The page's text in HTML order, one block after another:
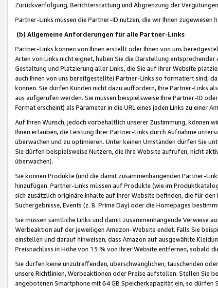
Zurückverfolgung, Berichterstattung und Abgrenzung der
Partner-Links müssen die Partner-ID nutzen, die wir Ihnen zugewiesen
(b) Allgemeine Anforderungen für alle Partner-Links
Partner-Links können von Ihnen erstellt oder Ihnen von uns
Arten von Links nicht eignet, haben Sie die Darstellung
Gestaltung und Platzierung aller Links, die Sie auf Ihrer Website
auch Ihnen von uns bereitgestellte) Partner-Links so formatiert sind,
können. Sie dürfen Kunden nicht dazu auffordern, Ihre Partner-Links
aus aufgerufen werden. Sie müssen beispielsweise Ihre Partner-ID
Format erscheint) als Parameter in die URL eines jeden Links zu einer
Auf Ihren Wunsch, jedoch vorbehaltlich unserer Zustimmung, können
Ihnen erlauben, die Leistung Ihrer Partner-Links durch Aufnahme
überwachen und zu optimieren. Unter keinen Umständen dürfen Sie
Sie dürfen beispielsweise Nutzern, die Ihre Website aufrufen, nicht
überwachen).
Sie können Produkte (und die damit zusammenhängenden Partner-
hinzufügen. Partner-Links müssen auf Produkte (wie im
sich zusätzlich originäre Inhalte auf Ihrer Website befinden, die für
Suchergebnisse, Events (z. B. Prime Day) oder die Homepages
Sie müssen sämtliche Links und damit zusammenhängende
Werbeaktion auf der jeweiligen Amazon-Website endet. Falls Sie
einstellen und darauf hinweisen, dass Amazon auf ausgewählte
Preisnachlass in Höhe von 15 % von Ihrer Website entfernen, sobald
Sie dürfen keine unzutreffenden, überschwänglichen, täuschenden
unsere Richtlinien, Werbeaktionen oder Preise aufstellen. Stellen Sie
angebotenen Smartphone mit 64 GB Speicherkapazität ein, so dürfen